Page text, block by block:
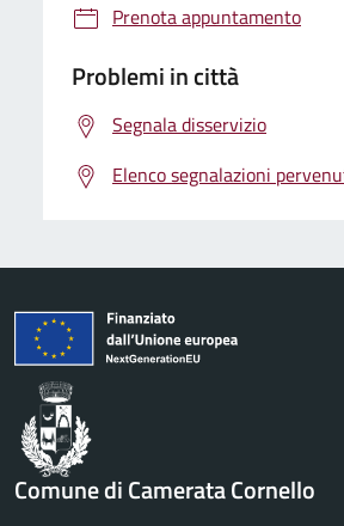
Prenota appuntamento
Problemi in città
Segnala disservizio
Elenco segnalazioni
Comune di Camerata Cornello